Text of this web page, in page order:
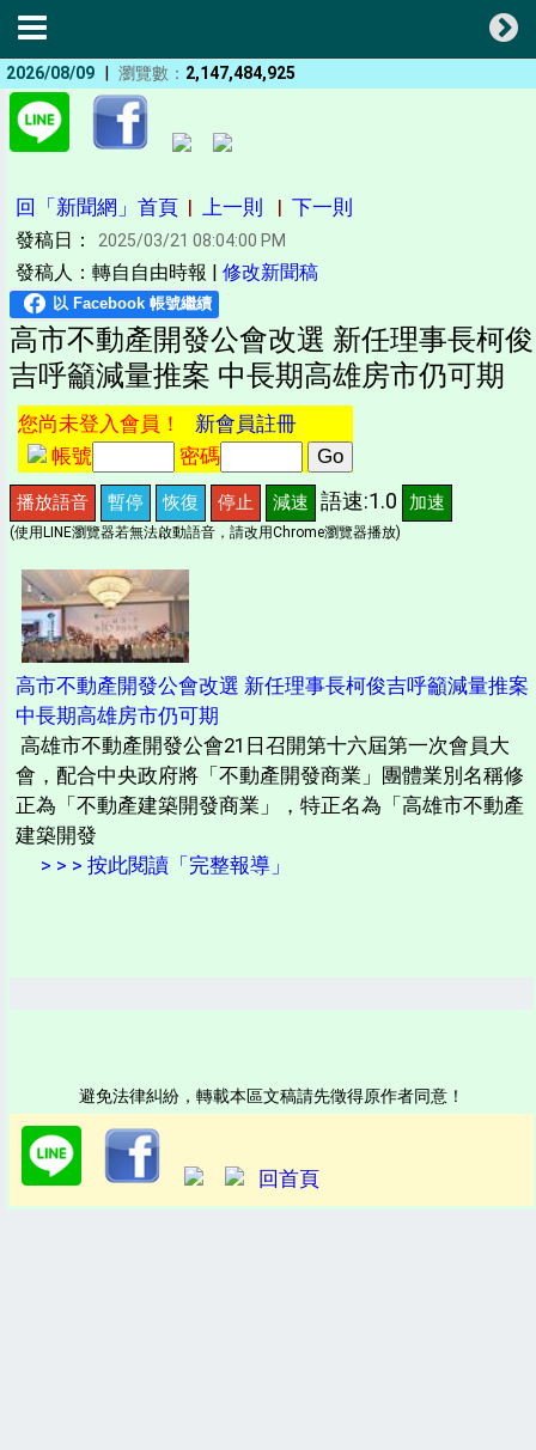
2026/08/09 | 瀏覽數： 2,147,484,925
回「新聞網」首頁 | 上一則 | 下一則
發稿日： 2025/03/21 08:04:00 PM
發稿人：轉自自由時報 | 修改新聞稿
高市不動產開發公會改選 新任理事長柯俊
吉呼籲減量推案 中長期高雄房市仍可期
您尚未登入會員！ 新會員註冊
帳號
密碼
播放語音 暫停 恢復 停止 減速 語速:1.0 加速
(使用LINE瀏覽器若無法啟動語音，請改用Chrome瀏覽器播放)
高市不動產開發公會改選 新任理事長柯俊吉呼籲減量推案
中長期高雄房市仍可期
高雄市不動產開發公會21日召開第十六屆第一次會員大
會，配合中央政府將「不動產開發商業」團體業別名稱修
正為「不動產建築開發商業」，特正名為「高雄市不動產
建築開發
> > > 按此閱讀「完整報導」
避免法律糾紛，轉載本區文稿請先徵得原作者同意！
回首頁